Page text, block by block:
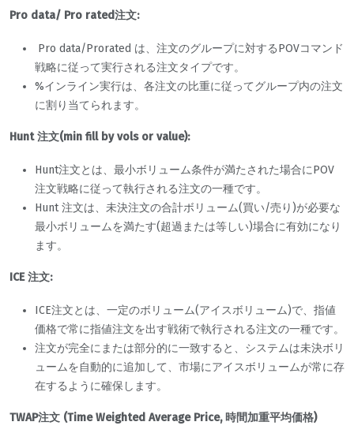
Pro data/ Pro rated注文:
Pro data/Prorated は、注文のグループに対するPOVコマンド
戦略に従って実行される注文タイプです。
%インライン実行は、各注文の比重に従ってグループ内の注文
に割り当てられます。
Hunt 注文(min fill by vols or value):
Hunt注文とは、最小ボリューム条件が満たされた場合にPOV
注文戦略に従って執行される注文の一種です。
Hunt 注文は、未決注文の合計ボリューム(買い/売り)が必要な
最小ボリュームを満たす(超過または等しい)場合に有効になり
ます。
ICE 注文:
ICE注文とは、一定のボリューム(アイスボリューム)で、指値
価格で常に指値注文を出す戦術で執行される注文の一種です。
注文が完全にまたは部分的に一致すると、システムは未決ボリ
ュームを自動的に追加して、市場にアイスボリュームが常に存
在するように確保します。
TWAP注文 (Time Weighted Average Price, 時間加重平均価格)